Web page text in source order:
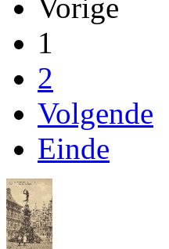
Vorige
1
2
Volgende
Einde